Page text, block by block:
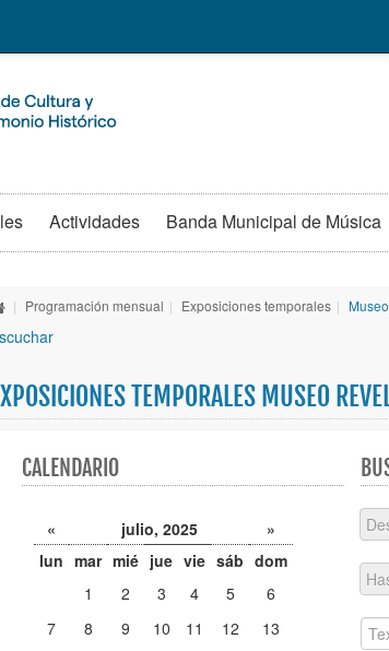
Actividades Banda Municipal de Música
| Programación mensual | Exposiciones temporales |
TEMPORALES MUSEO
CALENDARIO
« julio, 2025
»
lun mar mié jue vie sáb dom
1
2 3 4 5
6
7
8 9 10 11 12
13